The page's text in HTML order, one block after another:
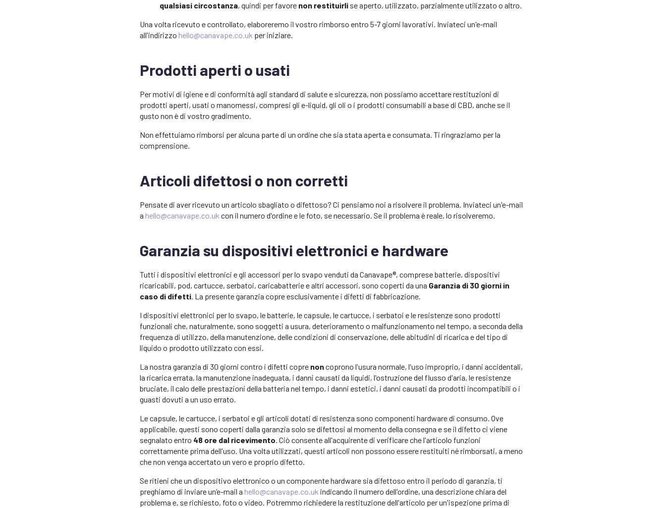
qualsiasi circostanza, quindi per favore non restituirli se aperto, utilizzato, parzialmente utilizzato o altro.
Una volta ricevuto e controllato, elaboreremo il vostro rimborso entro 5-7 giorni lavorativi. Inviateci un'e-mail
all'indirizzo hello@canavape.co.uk per iniziare.
Prodotti aperti o usati
Per motivi di igiene e di conformità agli standard di salute e sicurezza, non possiamo accettare restituzioni di
prodotti aperti, usati o manomessi, compresi gli e-liquid, gli oli o i prodotti consumabili a base di CBD, anche se il
gusto non è di vostro gradimento.
Non effettuiamo rimborsi per alcuna parte di un ordine che sia stata aperta e consumata. Ti ringraziamo per la
comprensione.
Articoli difettosi o non corretti
Pensate di aver ricevuto un articolo sbagliato o difettoso? Ci pensiamo noi a risolvere il problema. Inviateci un'e-mail
a hello@canavape.co.uk con il numero d'ordine e le foto, se necessario. Se il problema è reale, lo risolveremo.
Garanzia su dispositivi elettronici e hardware
Tutti i dispositivi elettronici e gli accessori per lo svapo venduti da Canavape®, comprese batterie, dispositivi
ricaricabili, pod, cartucce, serbatoi, caricabatterie e altri accessori, sono coperti da una Garanzia di 30 giorni in
caso di difetti. La presente garanzia copre esclusivamente i difetti di fabbricazione.
I dispositivi elettronici per lo svapo, le batterie, le capsule, le cartucce, i serbatoi e le resistenze sono prodotti
funzionali che, naturalmente, sono soggetti a usura, deterioramento o malfunzionamento nel tempo, a seconda della
frequenza di utilizzo, della manutenzione, delle condizioni di conservazione, delle abitudini di ricarica e del tipo di
liquido o prodotto utilizzato con essi.
La nostra garanzia di 30 giorni contro i difetti copre noncoprono l'usura normale, l'uso improprio, i danni accidentali,
la ricarica errata, la manutenzione inadeguata, i danni causati da liquidi, l'ostruzione del flusso d'aria, le resistenze
bruciate, il calo delle prestazioni della batteria nel tempo, i danni estetici, i danni causati da prodotti incompatibili o i
guasti dovuti a un uso errato.
Le capsule, le cartucce, i serbatoi e gli articoli dotati di resistenza sono componenti hardware di consumo. Ove
applicabile, questi sono coperti dalla garanzia solo se difettosi al momento della consegna e se il difetto ci viene
segnalato entro 48 ore dal ricevimento. Ciò consente all'acquirente di verificare che l'articolo funzioni
correttamente prima dell'uso. Una volta utilizzati, questi articoli non possono essere restituiti né rimborsati, a meno
che non venga accertato un vero e proprio difetto.
Se ritieni che un dispositivo elettronico o un componente hardware sia difettoso entro il periodo di garanzia, ti
preghiamo di inviare un’e-mail a hello@canavape.co.uk indicando il numero dell'ordine, una descrizione chiara del
problema e, se richiesto, foto o video. Potremmo richiedere la restituzione dell'articolo per un'ispezione prima di